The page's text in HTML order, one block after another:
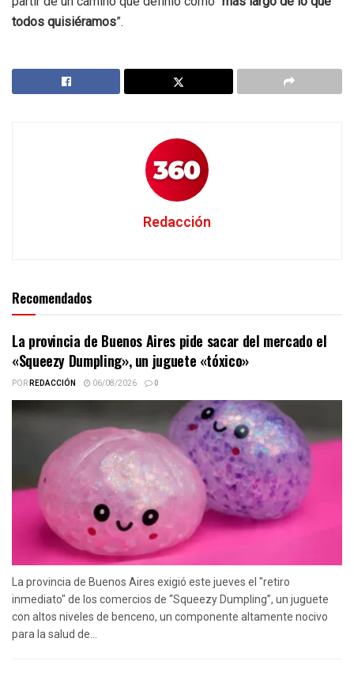
todos quisiéramos”.
Redacción
Recomendados
La provincia de Buenos Aires pide sacar del mercado el
«Squeezy Dumpling», un juguete «tóxico»
PORREDACCIÓN 06/08/2026 0
La provincia de Buenos Aires exigió este jueves el "retiro
inmediato" de los comercios de “Squeezy Dumpling”, un juguete
con altos niveles de benceno, un componente altamente nocivo
para la salud de...